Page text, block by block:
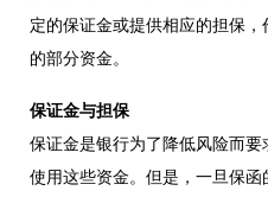
定的保证金或提供相应的担保
的部分资金。
保证金与担保
保证金是银行为了降低风险而
使用这些资金。但是，一旦保